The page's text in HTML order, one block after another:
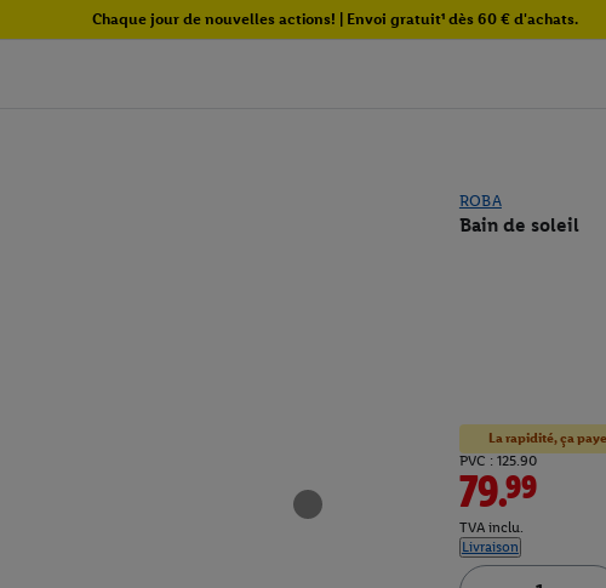
Chaque jour de nouvelles actions! | Envoi gratuit¹ dès 60 € d'achats.
ROBA
Bain de soleil
La rapidité, ça
PVC : 125.90
79.99
TVA inclu.
Livraison